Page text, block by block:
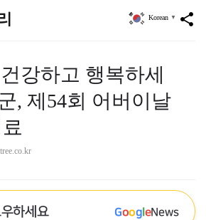
share
Korean ▼
강하고 행복하세
, 제54회 어버이날
하세요 GoogleNews